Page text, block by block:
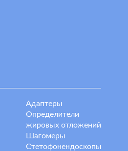
Адаптеры
Определители
жировых отложений
Шагомеры
Стетофонендоскопы